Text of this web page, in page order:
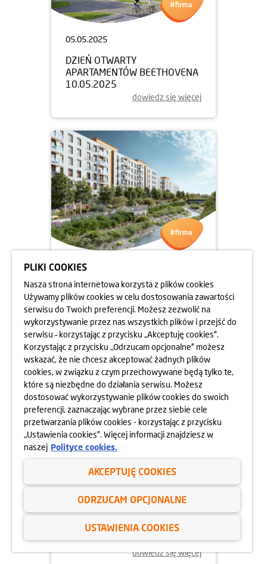
05.05.2025
DZIEŃ OTWARTY
APARTAMENTÓW BEETHOVENA
10.05.2025
dowiedz się więcej
05.05.2025
DZIEŃ OTWARTY
MOKOTOWA SPORTOWEGO
10.05.2025
dowiedz się więcej
24.04.2025
800 MIESZKAŃ BEZ WKŁADU
WŁASNEGO
dowiedz się więcej
PLIKI COOKIES
Nasza strona internetowa korzysta z plików cookies
Używamy plików cookies w celu dostosowania zawartości
serwisu do Twoich preferencji. Możesz zezwolić na
wykorzystywanie przez nas wszystkich plików i przejść do
serwisu – korzystając z przycisku „Akceptuję cookies”.
Korzystając z przycisku „Odrzucam opcjonalne” możesz
wskazać, że nie chcesz akceptować żadnych plików
cookies, w związku z czym przechowywane będą tylko te,
które są niezbędne do działania serwisu. Możesz
dostosować wykorzystywanie plików cookies do swoich
preferencji, zaznaczając wybrane przez siebie cele
przetwarzania plików cookies - korzystając z przycisku
„Ustawienia cookies”. Więcej informacji znajdziesz w
naszej Polityce cookies.
AKCEPTUJĘ COOKIES
ODRZUCAM OPCJONALNE
USTAWIENIA COOKIES